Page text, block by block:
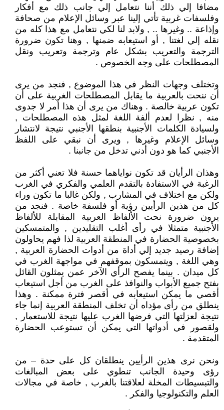
مضافا إلي ذلك أننا نتعامل إلي جانب ذلك مع أفكار
وفلسفات غربية تأتي إلينا عبر وسائل الإعلام من صحافة
وإذاعة .. وغيرها .. , ولابد لنا لكي نتعامل مع هذا كله من
نقله إلي لغتنا , أو استيعابه ضمنها , وهنا تكون ضرورة
الترجمة والتعريب بشكل عام وترجمة وتعريب ونقل
المصطلحات على وجه الخصوص .
وتختلف وجهات النظر في هذا الموضوع , فنجد من يرى
أن ننحت بالعربية ما يقابل المصطلحات الغربية على أن
تكون عربية خالصة . وهناك من يرى أن هذا أمر لا جدوى
منه , نظرا لعدم ألفة اللغة لمثل هذه المصطلحات ,
ولسيادة الكلمات الأجنبية بنطقها الأجنبي نتيجة لانتشار
وسائل الإعلام وغيرها , ويرى أن نبقي على اللفظ
الأجنبي كما هو دون أدني تدخل من جانبنا .
وهذان الرأيان قد تكون نواياهما حسنة فلا تعني أكثر من
الرغبة في الاستفادة بالتقدم العلمي والفكري في الغرب
ولكن مع اختلاف في المشارب , ولكن غالبا ما تكون وراء
كل من هذين الرأيين رؤية أو فلسفة خاصة . فنجد من
يرون ضرورة نحت الألفاظ العربية المقابلة للألفاظ
الأجنبية متمثلا في رأى أغلب التقليدين , والمتمسكين
بخصوصية الحضارة في المنطقة العربية لذا فهم يحاولون
إضافة رصيد جديد إلي أداة من أدوات الحضارة العربية ,
وهي اللغة , ويتمسكون بموقفهم في مواجهة الغرب في
كل ميدان . بينما يفصح الرأي الآخر عمن يمثلون القائل
بفتح جميع الأبواب والنوافذ على الغرب من أجل استيعاب
أقصي ما يمكن استيعابه في أقصر فترة ممكنة . وهذا
ينطلق من رأى مؤداه أن تخلف المنطقة العربية إنما جاء
نتيجة لعزلتها التي فرضها الغرب عليها نتيجة للاستعمار ,
ولقصور في أدواتها التي يمكن أن تستوعب الحضارة
المتقدمة .
ونحن نرى هذين الرأيين ينطلقان كل على حدة – من
رؤى وحيدة الجانب تنطوي على بعض المبالغات
والتبسيطات المخلة لعلاقتنا بالغرب , خاصة في مجالات
العلم والتكنولوجيا والفكر .